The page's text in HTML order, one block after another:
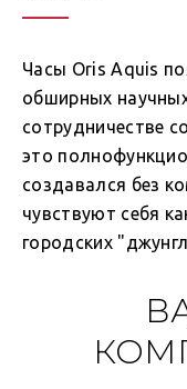
Часы Oris Aquis
обширных
сотрудничестве
это
создавался без
чувствуют себя
городских